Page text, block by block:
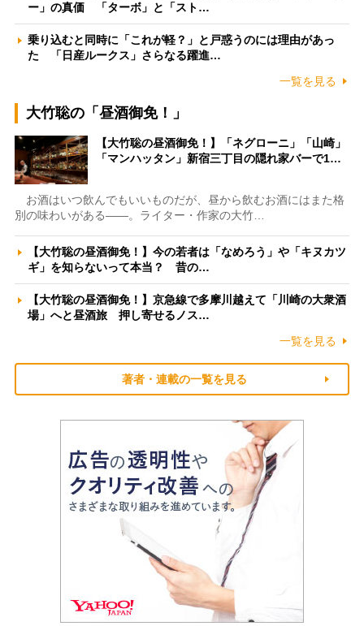
ー」の真価 「ターボ」と「スト…
乗り込むと同時に「これが軽？」と戸惑うのには理由があっ
た 「日産ルークス」さらなる躍進…
一覧を見る
大竹聡の「昼酒御免！」
【大竹聡の昼酒御免！】「ネグローニ」「山崎」
「マンハッタン」新宿三丁目の隠れ家バーで1…
お酒はいつ飲んでもいいものだが、昼から飲むお酒にはまた格
別の味わいがある――。ライター・作家の大竹…
【大竹聡の昼酒御免！】今の若者は「なめろう」や「キヌカツ
ギ」を知らないって本当？ 昔の…
【大竹聡の昼酒御免！】京急線で多摩川越えて「川崎の大衆酒
場」へと昼酒旅 押し寄せるノス…
一覧を見る
著者・連載の一覧を見る